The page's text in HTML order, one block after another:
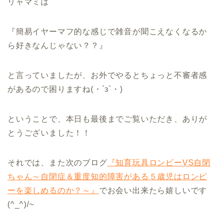
リャマミは
『簡易イヤーマフ的な感じで雑音が聞こえなくなるか
ら好きなんじゃない？？』
と言っていましたが、お外でやるとちょっと不審者感
があるので困りますね(・´з`・)
ということで、本日も最後までご覧いただき、ありが
とうございました！！
それでは、また次のブログ 『知育玩具ロンビーVS自閉
ちゃん～自閉症＆重度知的障害がある５歳児はロンビ
ーを楽しめるのか？～』 でお会い出来たら嬉しいです
(^_^)/~